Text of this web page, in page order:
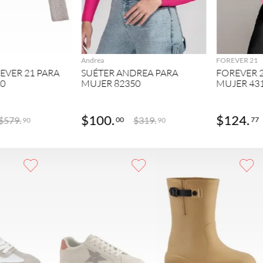
21 PARA
579.90
AGREGAR
Andrea
SUÉTER ANDREA PARA
MUJER 82350
$100.00 $319.90
FOREVER 21
FOREVER
MUJER
$124.77